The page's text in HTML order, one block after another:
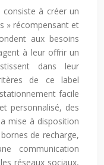
à créer un
» récompensant et
aux besoins
à leur offrir un
dans leur
de ce label
facile
personnalisé, des
mise à disposition
de recharge,
communication
réseaux sociaux,